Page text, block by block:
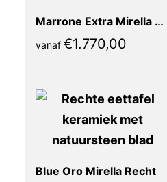
Marrone Extra Mirella Recht
vanaf €1.770,00
Blue Oro Mirella Recht